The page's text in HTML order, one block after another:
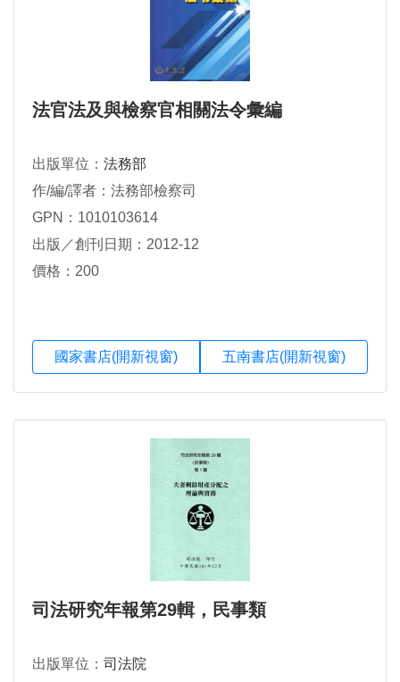
法官法及與檢察官相關法令彙編
出版單位： 法務部
作/編/譯者：法務部檢察司
GPN：1010103614
出版／創刊日期：2012-12
價格：200
國家書店(開新視窗) 五南書店(開新視窗)
司法研究年報第29輯，民事類
出版單位： 司法院